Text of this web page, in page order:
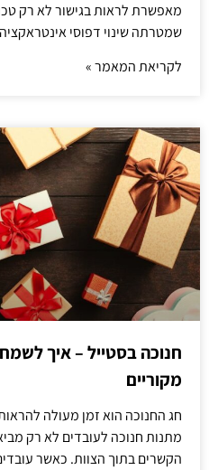
מאפשרת לראות בגישור לא רק
שמטרתה שינוי דפוסי
לקריאת המאמר »
חנוכה בסטייל – איך
מקוריים
חג החנוכה הוא זמן מעולה
מתנות חנוכה לעובדים לא רק
הקשרים בתוך הצוות. כאשר